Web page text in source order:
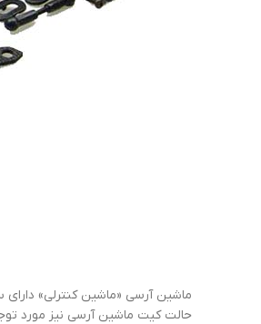
ماشین آرسی «ماشین کنترلی»
حالت کیت ماشین آرسی نیز مورد